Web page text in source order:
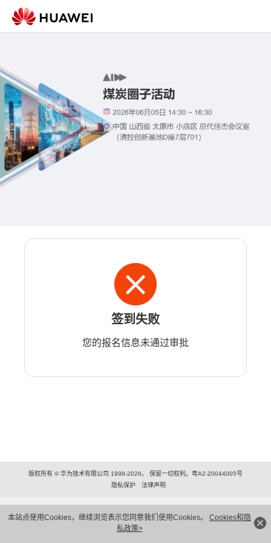
本站点使用Cookies，继续浏览表示您同意我们使用Cookies。 Cookies和隐
私政策>
签到失败
您的报名信息未通过审批
版权所有 © 华为技术有限公司 1998-2026。 保留一切权利。粤A2-20044005号
隐私保护
法律声明